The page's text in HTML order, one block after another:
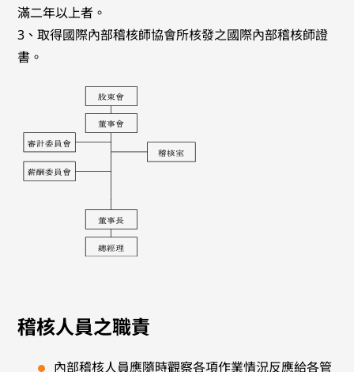
滿二年以上者。
3、取得國際內部稽核師協會所核發之國際內部稽核師證
書。
稽核人員之職責
內部稽核人員應隨時觀察各項作業情況反應給各管